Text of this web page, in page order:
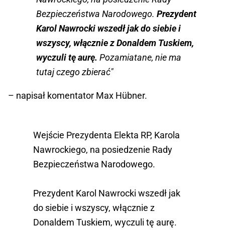
Bezpieczeństwa Narodowego. Prezydent
Karol Nawrocki wszedł jak do siebie i
wszyscy, włącznie z Donaldem Tuskiem,
wyczuli tę aurę. Pozamiatane, nie ma
tutaj czego zbierać"
– napisał komentator Max Hübner.
Wejście Prezydenta Elekta RP, Karola
Nawrockiego, na posiedzenie Rady
Bezpieczeństwa Narodowego.
Prezydent Karol Nawrocki wszedł jak
do siebie i wszyscy, włącznie z
Donaldem Tuskiem, wyczuli tę aurę.